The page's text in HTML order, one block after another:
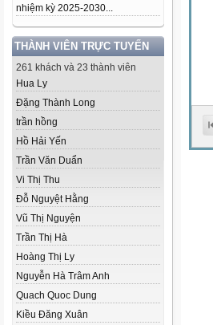
nhiệm kỳ 2025-2030...
THÀNH VIÊN TRỰC TUYẾN
261 khách và 23 thành viên
Hua Ly
Đặng Thành Long
trần hồng
Hồ Hải Yến
Trần Văn Duẩn
Vi Thị Thu
Đỗ Nguyệt Hằng
Vũ Thị Nguyện
Trần Thị Hà
Hoàng Thị Ly
Nguyễn Hà Trâm Anh
Quach Quoc Dung
Kiều Đăng Xuân